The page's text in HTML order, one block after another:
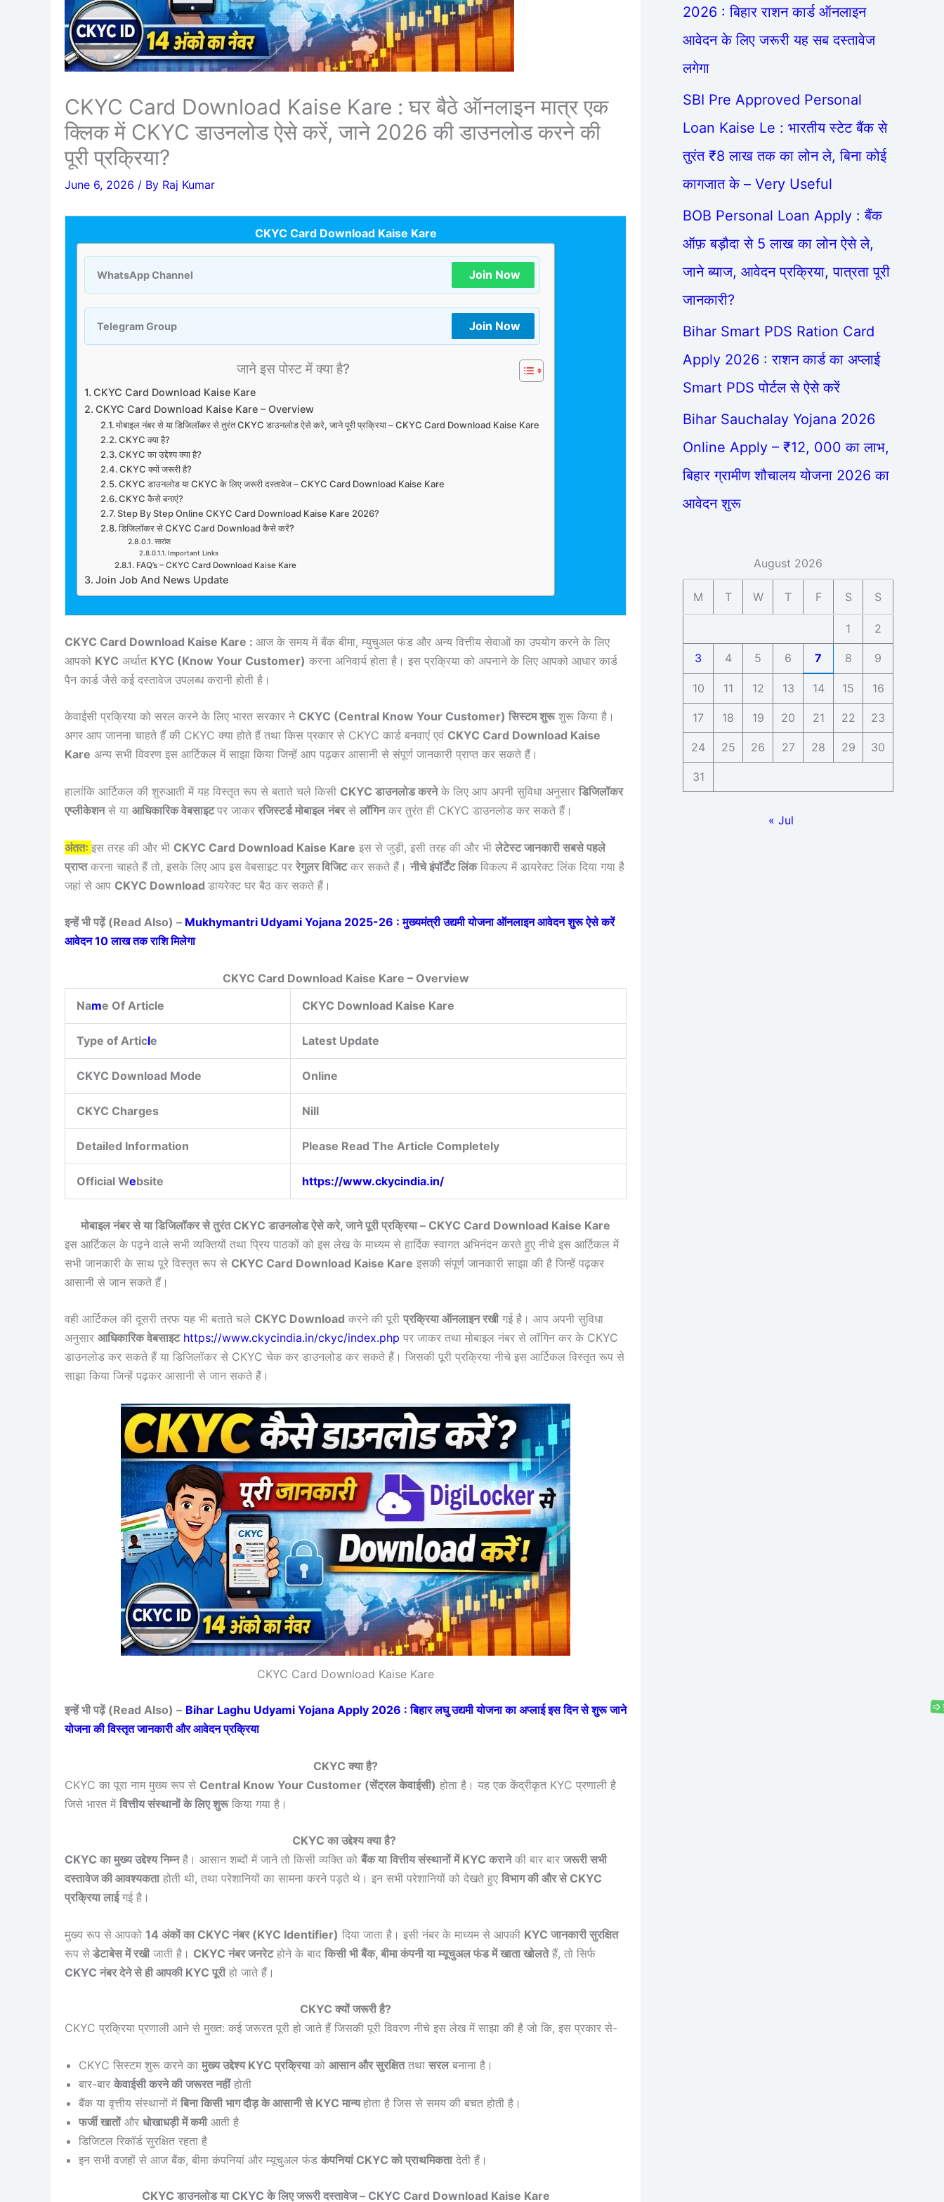
CKYC Card Download Kaise Kare : घर बैठे ऑनलाइन मात्र एक
क्लिक में CKYC डाउनलोड ऐसे करें, जाने 2026 की डाउनलोड करने की
पूरी प्रक्रिया?
June 6, 2026 / By Raj Kumar
CKYC Card Download Kaise Kare
WhatsApp Channel Join Now
Telegram Group Join Now
जाने इस पोस्ट में क्या है?
CKYC Card Download Kaise Kare
CKYC Card Download Kaise Kare – Overview
मोबाइल नंबर से या डिजिलॉकर से तुरंत CKYC डाउनलोड ऐसे करे, जाने पूरी प्रक्रिया – CKYC Card Download Kaise Kare
CKYC क्या है?
CKYC का उद्देश्य क्या है?
CKYC क्यों जरूरी है?
CKYC डाउनलोड या CKYC के लिए जरूरी दस्तावेज – CKYC Card Download Kaise Kare
CKYC कैसे बनाएं?
Step By Step Online CKYC Card Download Kaise Kare 2026?
डिजिलॉकर से CKYC Card Download कैसे करें?
सारांश
Important Links
FAQ’s – CKYC Card Download Kaise Kare
Join Job And News Update
CKYC Card Download Kaise Kare : आज के समय में बैंक बीमा, म्युचुअल फंड और अन्य वित्तीय सेवाओं का उपयोग करने के लिए
आपको KYC अर्थात KYC (Know Your Customer) करना अनिवार्य होता है। इस प्रक्रिया को अपनाने के लिए आपको आधार कार्ड
पैन कार्ड जैसे कई दस्तावेज उपलब्ध करानी होती है।
केवाईसी प्रक्रिया को सरल करने के लिए भारत सरकार ने CKYC (Central Know Your Customer) सिस्टम शुरूशुरू किया है।
अगर आप जानना चाहते हैं की CKYC क्या होते हैं तथा किस प्रकार से CKYC कार्ड बनवाएं एवं CKYC Card Download Kaise
Kare अन्य सभी विवरण इस आर्टिकल में साझा किया जिन्हें आप पढ़कर आसानी से संपूर्ण जानकारी प्राप्त कर सकते हैं।
हालांकि आर्टिकल की शुरुआती में यह विस्तृत रूप से बताते चले किसी CKYC डाउनलोड करनेके लिए आप अपनी सुविधा अनुसार डिजिलॉकर
एप्लीकेशनसे या आधिकारिक वेबसाइटपर जाकर रजिस्टर्ड मोबाइल नंबरसे लॉगिनकर तुरंत ही CKYC डाउनलोड कर सकते हैं।
अंततः इस तरह की और भी CKYC Card Download Kaise Kare इस से जुड़ी, इसी तरह की और भी लेटेस्ट जानकारी सबसे पहले
प्राप्तकरना चाहते हैं तो, इसके लिए आप इस वेबसाइट पर रेगुलर विजिटकर सकते हैं। नीचे इंपॉर्टेंट लिंकविकल्प में डायरेक्ट लिंक दिया गया है
जहां से आप CKYC Download डायरेक्ट घर बैठ कर सकते हैं।
इन्हें भी पढ़ें (Read Also) – Mukhymantri Udyami Yojana 2025-26 : मुख्यमंत्री उद्यमी योजना ऑनलाइन आवेदन शुरू ऐसे करें
आवेदन 10 लाख तक राशि मिलेगा
CKYC Card Download Kaise Kare – Overview
Name Of Article CKYC Download Kaise Kare
Type of Article Latest Update
CKYC Download Mode Online
CKYC Charges Nill
Detailed Information Please Read The Article Completely
Official Website https://www.ckycindia.in/
मोबाइल नंबर से या डिजिलॉकर से तुरंत CKYC डाउनलोड ऐसे करे, जाने पूरी प्रक्रिया – CKYC Card Download Kaise Kare
इस आर्टिकल के पढ़ने वाले सभी व्यक्तियों तथा प्रिय पाठकों को इस लेख के माध्यम से हार्दिक स्वागत अभिनंदन करते हुए नीचे इस आर्टिकल में
सभी जानकारी के साथ पूरे विस्तृत रूप से CKYC Card Download Kaise Kare इसकी संपूर्ण जानकारी साझा की है जिन्हें पढ़कर
आसानी से जान सकते हैं।
वही आर्टिकल की दूसरी तरफ यह भी बताते चले CKYC Download करने की पूरी प्रक्रिया ऑनलाइन रखीगई है। आप अपनी सुविधा
अनुसार आधिकारिक वेबसाइट https://www.ckycindia.in/ckyc/index.php पर जाकर तथा मोबाइल नंबर से लॉगिन कर के CKYC
डाउनलोड कर सकते हैं या डिजिलॉकर से CKYC चेक कर डाउनलोड कर सकते हैं। जिसकी पूरी प्रक्रिया नीचे इस आर्टिकल विस्तृत रूप से
साझा किया जिन्हें पढ़कर आसानी से जान सकते हैं।
CKYC Card Download Kaise Kare
इन्हें भी पढ़ें (Read Also) – Bihar Laghu Udyami Yojana Apply 2026 : बिहार लघु उद्यमी योजना का अप्लाई इस दिन से शुरू जाने
योजना की विस्तृत जानकारी और आवेदन प्रक्रिया
CKYC क्या है?
CKYC का पूरा नाम मुख्य रूप से Central Know Your Customer (सेंट्रल केवाईसी) होता है। यह एक केंद्रीकृत KYC प्रणाली है
जिसे भारत में वित्तीय संस्थानों के लिए शुरूकिया गया है।
CKYC का उद्देश्य क्या है?
CKYC का मुख्य उद्देश्य निम्नहै। आसान शब्दों में जाने तो किसी व्यक्ति को बैंक या वित्तीय संस्थानों में KYC करानेकी बार बार जरूरी सभी
दस्तावेज की आवश्यकताहोती थी, तथा परेशानियों का सामना करने पड़ते थे। इन सभी परेशानियों को देखते हुए विभाग की और से CKYC
प्रक्रिया लाईगई है।
मुख्य रूप से आपको 14 अंकों का CKYC नंबर (KYC Identifier) दिया जाता है। इसी नंबर के माध्यम से आपकी KYC जानकारी सुरक्षित
रूप से डेटाबेस में रखीजाती है। CKYC नंबर जनरेटहोने के बाद किसी भी बैंक, बीमा कंपनी या म्यूचुअल फंड में खाता खोलतेहैं, तो सिर्फ
CKYC नंबर देने से ही आपकी KYC पूरीहो जाते हैं।
CKYC क्यों जरूरी है?
CKYC प्रक्रिया प्रणाली आने से मुख्त: कई जरूरत पूरी हो जाते हैं जिसकी पूरी विवरण नीचे इस लेख में साझा की है जो कि, इस प्रकार से-
CKYC सिस्टम शुरू करने का मुख्य उद्देश्य KYC प्रक्रियाको आसान और सुरक्षिततथा सरलबनाना है।
बार-बार केवाईसी करने की जरूरत नहींहोती
बैंक या वृत्तीय संस्थानों में बिना किसी भाग दौड़ के आसानी से KYC मान्यहोता है जिस से समय की बचत होती है।
फर्जी खातोंऔर धोखाधड़ी में कमीआती है
डिजिटल रिकॉर्ड सुरक्षित रहता है
इन सभी वजहों से आज बैंक, बीमा कंपनियां और म्यूचुअल फंड कंपनियां CKYC को प्राथमिकतादेती हैं।
CKYC डाउनलोड या CKYC के लिए जरूरी दस्तावेज – CKYC Card Download Kaise Kare
2026 : बिहार राशन कार्ड ऑनलाइन
आवेदन के लिए जरूरी यह सब दस्तावेज
लगेगा
SBI Pre Approved Personal
Loan Kaise Le : भारतीय स्टेट बैंक से
तुरंत ₹8 लाख तक का लोन ले, बिना कोई
कागजात के – Very Useful
BOB Personal Loan Apply : बैंक
ऑफ़ बड़ौदा से 5 लाख का लोन ऐसे ले,
जाने ब्याज, आवेदन प्रक्रिया, पात्रता पूरी
जानकारी?
Bihar Smart PDS Ration Card
Apply 2026 : राशन कार्ड का अप्लाई
Smart PDS पोर्टल से ऐसे करें
Bihar Sauchalay Yojana 2026
Online Apply – ₹12, 000 का लाभ,
बिहार ग्रामीण शौचालय योजना 2026 का
आवेदन शुरू
August 2026
M T W T F S S
1 2
3 4 5 6 7 8 9
10 11 12 13 14 15 16
17 18 19 20 21 22 23
24 25 26 27 28 29 30
31
« Jul